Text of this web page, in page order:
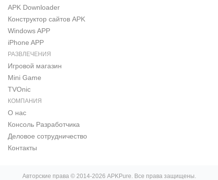
APK Downloader
Конструктор сайтов APK
Windows APP
iPhone APP
РАЗВЛЕЧЕНИЯ
Игровой магазин
Mini Game
TVOnic
КОМПАНИЯ
О нас
Консоль Pазработчика
Деловое сотрудничество
Контакты
Авторские права © 2014-2026 APKPure. Все права защищены.